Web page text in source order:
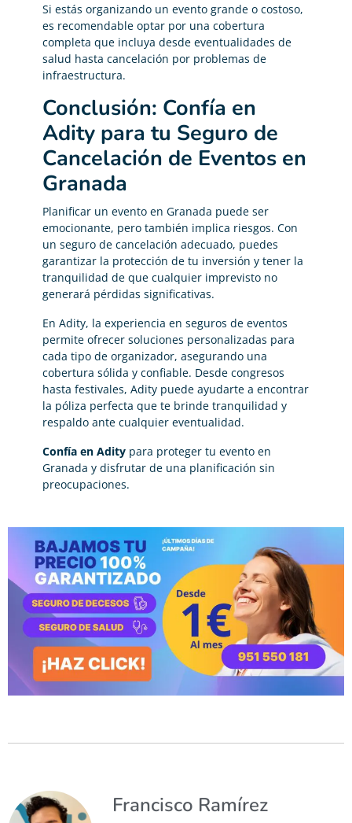
Si estás organizando un evento grande o costoso,
es recomendable optar por una cobertura
completa que incluya desde eventualidades de
salud hasta cancelación por problemas de
infraestructura.
Conclusión: Confía en
Adity para tu Seguro de
Cancelación de Eventos en
Granada
Planificar un evento en Granada puede ser
emocionante, pero también implica riesgos. Con
un seguro de cancelación adecuado, puedes
garantizar la protección de tu inversión y tener la
tranquilidad de que cualquier imprevisto no
generará pérdidas significativas.
En Adity, la experiencia en seguros de eventos
permite ofrecer soluciones personalizadas para
cada tipo de organizador, asegurando una
cobertura sólida y confiable. Desde congresos
hasta festivales, Adity puede ayudarte a encontrar
la póliza perfecta que te brinde tranquilidad y
respaldo ante cualquier eventualidad.
Confía en Adity para proteger tu evento en
Granada y disfrutar de una planificación sin
preocupaciones.
Francisco Ramírez